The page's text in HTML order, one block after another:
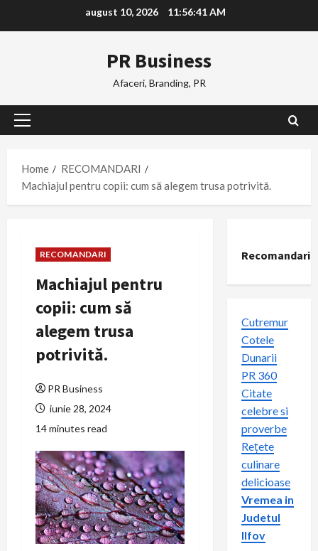
august 10, 2026 11:56:42 AM
PR Business
Afaceri, Branding, PR
Primary
Home
RECOMANDARI
Machiajul pentru copii: cum să alegem trusa potrivită.
RECOMANDARI
Machiajul pentru
copii: cum să
alegem trusa
potrivită.
PR Business
iunie 28, 2024
14 minutes read
Recomandari
Cutremur
Cotele
Dunarii
PR 360
Citate
celebre si
proverbe
Rețete
culinare
delicioase
Vremea in
Judetul
Ilfov